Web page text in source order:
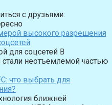
с друзьями:
высокого разрешения
для соцсетей В
неотъемлемой частью
что выбрать для
ближней